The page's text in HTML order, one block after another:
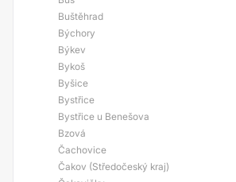
Buštěhrad
Býchory
Býkev
Bykoš
Byšice
Bystřice
Bystřice u Benešova
Bzová
Čachovice
Čakov (Středočeský kraj)